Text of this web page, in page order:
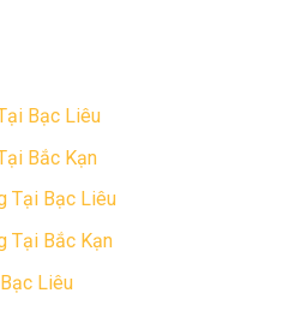
Bạc Liêu
Bắc Kạn
Tại Bạc Liêu
Tại Bắc Kạn
Liêu